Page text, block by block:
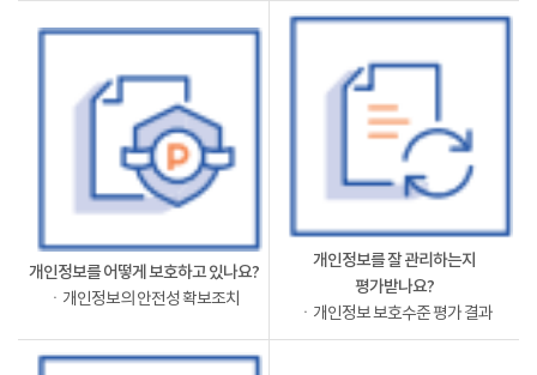
개인정보를 어떻게 보호하고 있나요?
ㆍ개인정보의 안전성 확보조치
개인정보를 잘 관리하는지
평가받나요?
ㆍ개인정보 보호수준 평가 결과